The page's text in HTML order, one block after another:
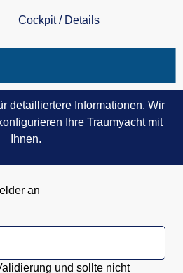
Cockpit / Details
detailliertere Informationen. Wir
Ihre Traumyacht mit
Ihnen.
an
und sollte nicht